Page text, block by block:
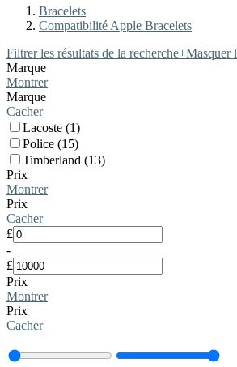
Bracelets
Compatibilité Apple Bracelets
Filtrer les résultats de la recherche+Masquer
Marque
Montrer
Marque
Cacher
Lacoste (1)
Police (15)
Timberland (13)
Prix
Montrer
Prix
Cacher
£
-
£
Prix
Montrer
Prix
Cacher